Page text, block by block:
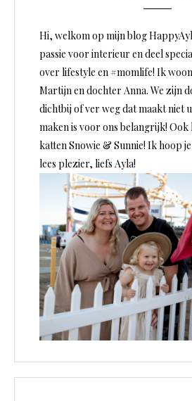
Hi, welkom op mijn blog
passie voor interieur en deel
over lifestyle en #momlife! Ik
Martijn en dochter Anna. We zijn
dichtbij of ver weg dat maakt niet
maken is voor ons belangrijk! Ook
katten Snowie & Sunnie! Ik hoop
lees plezier, liefs Ayla!